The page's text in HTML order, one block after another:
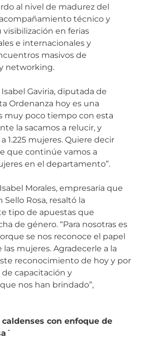
al nivel de madurez del
técnico y
en ferias
e internacionales y
masivos de
networking.
Gaviria, diputada de
Ordenanza hoy es una
muy poco tiempo con esta
la sacamos a relucir, y
1.225 mujeres. Quiere decir
que continúe vamos a
en el departamento”.
Morales, empresaria que
Rosa, resaltó la
tipo de apuestas que
de género. “Para nosotras es
se nos reconoce el papel
mujeres. Agradecerle a la
reconocimiento de hoy y por
capacitación y
nos han brindado”,
con enfoque de